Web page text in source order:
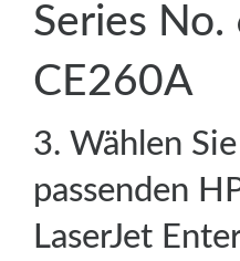
Series
CE260A
3. Wählen
passenden
LaserJet